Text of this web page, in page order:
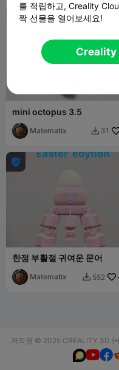
mini octopus 3.5
Matematix  31

한정 부활절 귀여운 문어
Matematix  552
저작권 © 2025 CREALITY 3D

를 적립하고, Creality
짝 선물을 열어보세요!
Creality